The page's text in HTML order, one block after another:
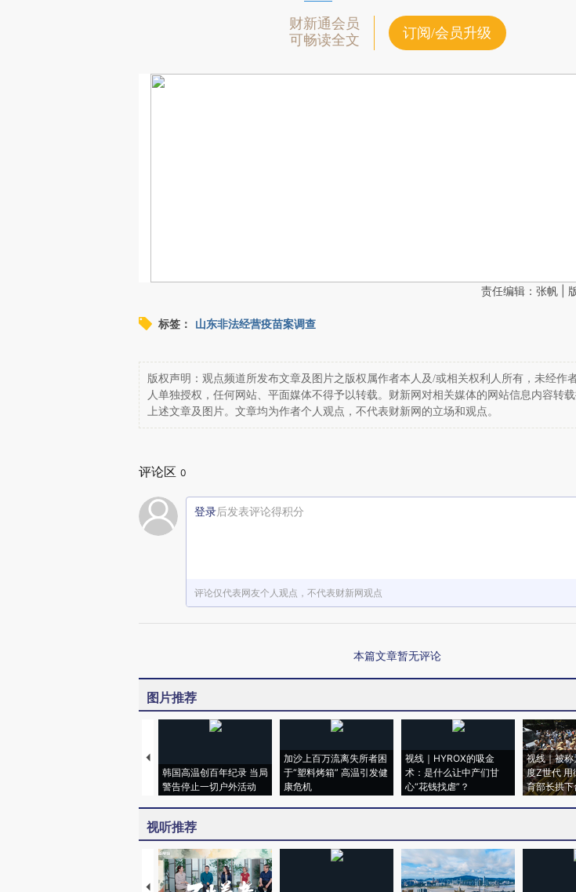
财新通会员
可畅读全文
订阅/会员升级
责任编辑：张帆 |
标签： 山东非法经营疫苗案调查
版权声明：观点频道所发布文章及图片之版权属作者本人及/或相关权利人所有，未经作
人单独授权，任何网站、平面媒体不得予以转载。财新网对相关媒体的网站信息内容转
上述文章及图片。文章均为作者个人观点，不代表财新网的立场和观点。
评论区 0
登录后发表评论得积分
评论仅代表网友个人观点，不代表财新网观点
本篇文章暂无评论
图片推荐
韩国高温创百年纪录 当局
警告停止一切户外活动
加沙上百万流离失所者困
于“塑料烤箱” 高温引发健
康危机
视线｜HYROX的吸金
术：是什么让中产们甘
心“花钱找虐”？
视线｜被称
度Z世代 用
育部长拱下
视听推荐